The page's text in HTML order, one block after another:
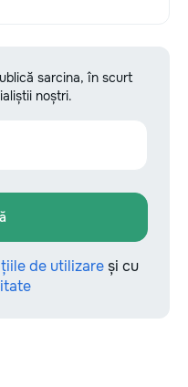
sarcina, în scurt
noștri.
de utilizareși cu